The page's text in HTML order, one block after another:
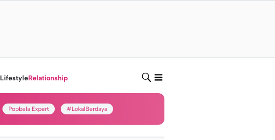
LifestyleRelationship
Popbela Expert #LokalBerdaya